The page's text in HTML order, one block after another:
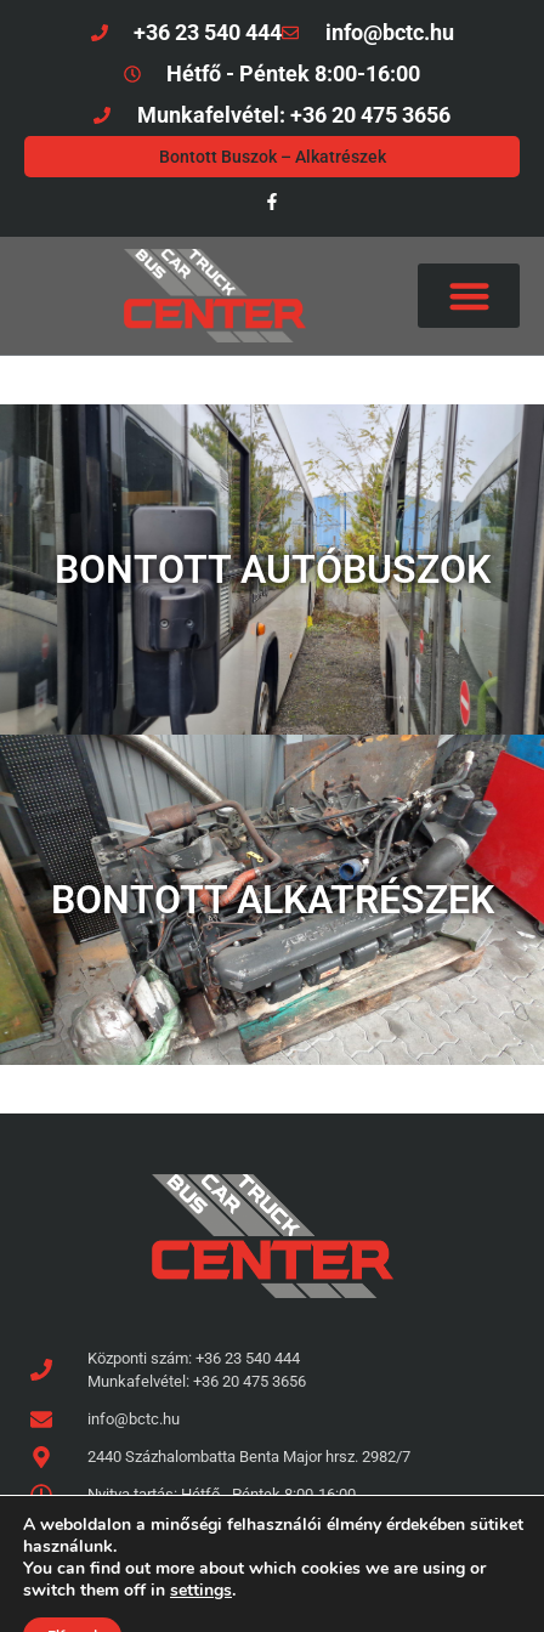
+36 23 540 444
info@bctc.hu
Hétfő - Péntek 8:00-16:00
Munkafelvétel: +36 20 475 3656
Bontott Buszok – Alkatrészek
BONTOTT AUTÓBUSZOK
BONTOTT ALKATRÉSZEK
Központi szám: +36 23 540 444
Munkafelvétel: +36 20 475 3656
info@bctc.hu
2440 Százhalombatta Benta Major hrsz. 2982/7
Nyitva tartás: Hétfő - Péntek 8:00-16:00
A weboldalon a minőségi felhasználói élmény érdekében sütiket
használunk.
You can find out more about which cookies we are using or
switch them off in settings.